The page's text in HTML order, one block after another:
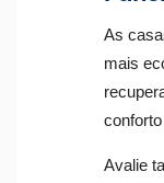
As
mais
Avalie